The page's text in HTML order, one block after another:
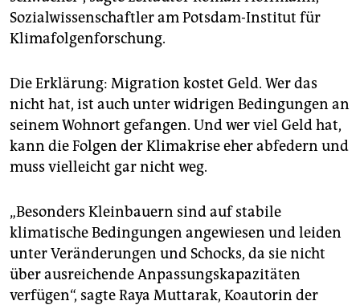
Sozialwissenschaftler am Potsdam-Institut für
Klimafolgenforschung.
Die Erklärung: Migration kostet Geld. Wer das
nicht hat, ist auch unter widrigen Bedingungen an
seinem Wohnort gefangen. Und wer viel Geld hat,
kann die Folgen der Klimakrise eher abfedern und
muss vielleicht gar nicht weg.
„Besonders Kleinbauern sind auf stabile
klimatische Bedingungen angewiesen und leiden
unter Veränderungen und Schocks, da sie nicht
über ausreichende Anpassungskapazitäten
verfügen“, sagte Raya Muttarak, Koautorin der